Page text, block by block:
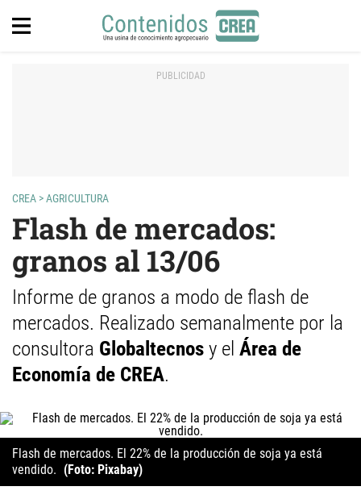
CREA >AGRICULTURA
Flash de mercados:
granos al 13/06
Informe de granos a modo de flash de
mercados. Realizado semanalmente por la
consultora Globaltecnos y el Área de
Economía de CREA.
Flash de mercados. El 22% de la producción de soja ya está
vendido. (Foto: Pixabay)